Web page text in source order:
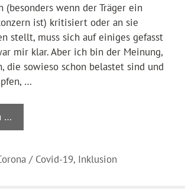
(besonders wenn der Träger ein
ist) kritisiert oder an sie
stellt, muss sich auf einiges gefasst
mir klar. Aber ich bin der Meinung,
die sowieso schon belastet sind und
…
…
/ Covid-19, Inklusion